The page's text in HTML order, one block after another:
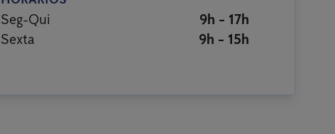
Seg-Qui
9h - 17h
Sexta
9h - 15h